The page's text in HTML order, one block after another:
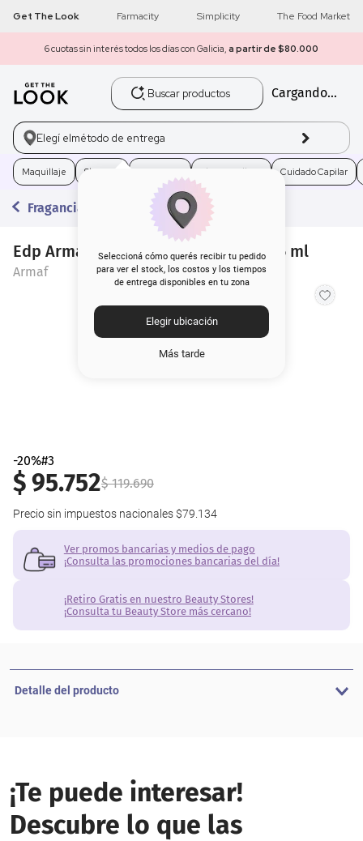
Get The Look Farmacity Simplicity The Food Market
6 cuotas sin interés todos los días con Galicia, a partir de $80.000
Buscar productos
Cargando...
Elegí elmétodo de entrega
Seleccioná cómo querés recibir tu pedido
para ver el stock, los costos y los tiempos
de entrega disponibles en tu zona
Elegir ubicación
Más tarde
Maquillaje Skincare Electro Belleza Cuidado Capilar
Fragancias
Edp Armaf Club de Nuit Women x 105 ml
Armaf
-20%#3
$95.752$ 119.690
Precio sin impuestos nacionales $79.134
Ver promos bancarias y medios de pago
¡Consulta las promociones bancarias del día!
¡Retiro Gratis en nuestro Beauty Stores!
¡Consulta tu Beauty Store más cercano!
Detalle del producto
¡Te puede interesar!
Descubre lo que las
1 get the look
2 máscara pestañas
loreal
4. brochas
5. corrector